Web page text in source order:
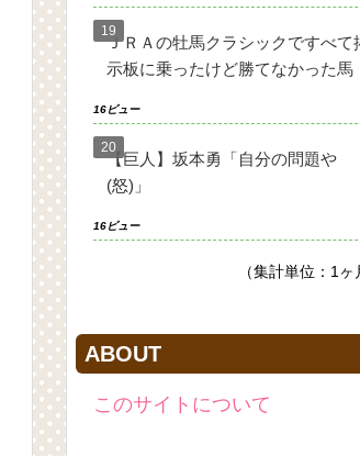
ＪＲＡの牡馬クラシックですべて
示板に乗ったけど勝てなかった馬
16ビュー
【巨人】坂本勇「自分の問題や
(怒)」
16ビュー
（集計単位：1ヶ
ABOUT
このサイトについて